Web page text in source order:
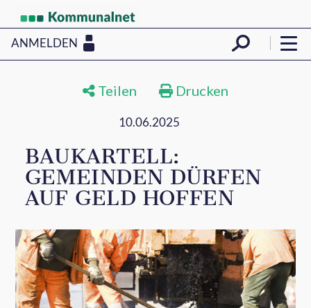
ANMELDEN
Teilen Drucken
10.06.2025
BAUKARTELL:
GEMEINDEN DÜRFEN
AUF GELD HOFFEN